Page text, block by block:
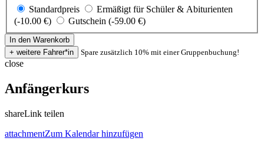
Standardpreis
Ermäßigt für Schüler & Abiturienten
(-10.00 €)
Gutschein (-59.00 €)
Spare zusätzlich 10% mit einer Gruppenbuchung!
close
Anfängerkurs
shareLink teilen
attachmentZum Kalendar hinzufügen